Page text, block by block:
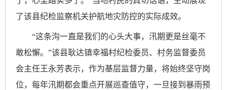
了该县纪检监察机关护航地灾防控的实际成效。
“这条沟一直是我们的心头大事，汛期更是丝毫不
敢松懈。”该县耿达镇幸福村纪检委员、村务监督委员
会主任王永芳表示，作为基层监督力量，将始终坚守岗
位，每年汛期都会重点开展巡查值守，一旦接到暴雨预